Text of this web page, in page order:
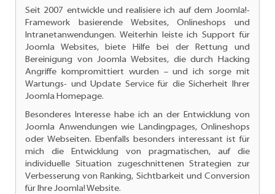
Seit 2007 entwickle und realisiere ich auf dem Joomla!-
Framework basierende Websites, Onlineshops und
Intranetanwendungen. Weiterhin leiste ichSupport für
Joomla Websites, biete Hilfe bei der Rettung und
Bereinigung von Joomla Websites, die durch Hacking
Angriffe kompromittiert wurden – und ich sorge mit
Wartungs- undUpdate Service für die Sicherheit Ihrer
Joomla Homepage.
Besonderes Interesse habe ich an der Entwicklung von
Joomla Anwendungen wie Landingpages, Onlineshops
oder Webseiten. Ebenfalls besonders interessant ist für
mich die Entwicklung von pragmatischen, auf die
individuelle Situation zugeschnittenen Strategien zur
Verbesserung von Ranking, Sichtbarkeit und Conversion
für Ihre Joomla! Website.